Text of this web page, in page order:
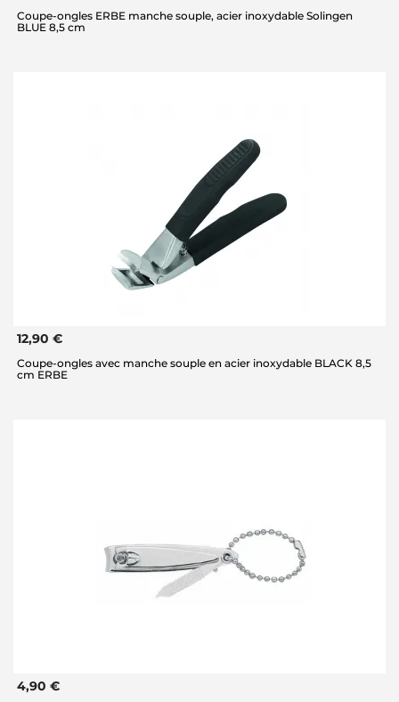
Coupe-ongles ERBE manche souple, acier inoxydable Solingen
BLUE 8,5 cm
12,90 €
Coupe-ongles avec manche souple en acier inoxydable BLACK 8,5
cm ERBE
4,90 €